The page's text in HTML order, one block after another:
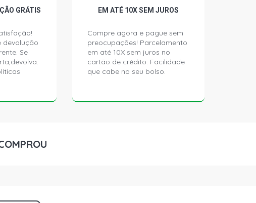
TORNADO PICKUP 2.4 8V C24NE GASOLINA
- 2007)
- 2005)
GRÁTIS
devolução
Se
EM ATÉ 10X SEM JUROS
Compre agora e pague sem
preocupações! Parcelamento
em até 10X sem juros no
cartão de crédito. Facilidade
que cabe no seu bolso.